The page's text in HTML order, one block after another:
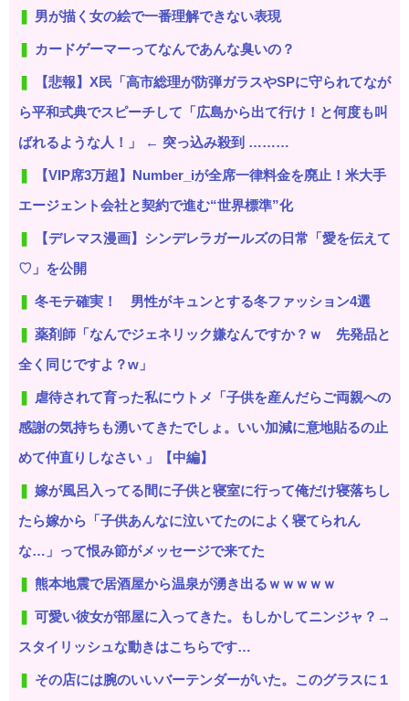
男が描く女の絵で一番理解できない表現
カードゲーマーってなんであんな臭いの？
【悲報】X民「高市総理が防弾ガラスやSPに守られてなが
ら平和式典でスピーチして「広島から出て行け！と何度も叫
ばれるような人！」 ← 突っ込み殺到 ………
【VIP席3万超】Number_iが全席一律料金を廃止！米大手
エージェント会社と契約で進む“世界標準”化
【デレマス漫画】シンデレラガールズの日常「愛を伝えて
♡」を公開
冬モテ確実！ 男性がキュンとする冬ファッション4選
薬剤師「なんでジェネリック嫌なんですか？ｗ 先発品と
全く同じですよ？w」
虐待されて育った私にウトメ「子供を産んだらご両親への
感謝の気持ちも湧いてきたでしょ。いい加減に意地貼るの止
めて仲直りしなさい 」【中編】
嫁が風呂入ってる間に子供と寝室に行って俺だけ寝落ちし
たら嫁から「子供あんなに泣いてたのによく寝てられん
な…」って恨み節がメッセージで来てた
熊本地震で居酒屋から温泉が湧き出るｗｗｗｗｗ
可愛い彼女が部屋に入ってきた。もしかしてニンジャ？→
スタイリッシュな動きはこちらです…
その店には腕のいいバーテンダーがいた。このグラスに１